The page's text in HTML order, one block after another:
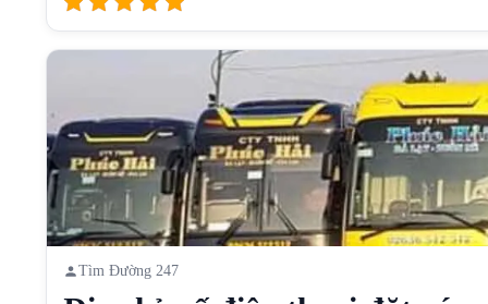
Tìm Đường 247